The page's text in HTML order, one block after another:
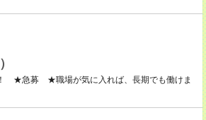
★急募 ★職場が気に入れば、長期でも働けま